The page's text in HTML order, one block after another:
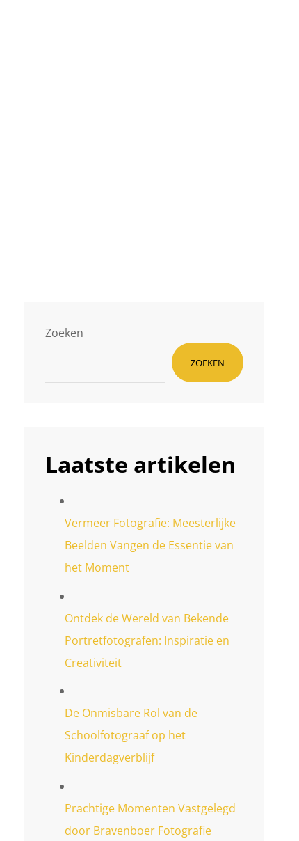
Zoeken
ZOEKEN
Laatste artikelen
Vermeer Fotografie: Meesterlijke
Beelden Vangen de Essentie van
het Moment
Ontdek de Wereld van Bekende
Portretfotografen: Inspiratie en
Creativiteit
De Onmisbare Rol van de
Schoolfotograaf op het
Kinderdagverblijf
Prachtige Momenten Vastgelegd
door Bravenboer Fotografie